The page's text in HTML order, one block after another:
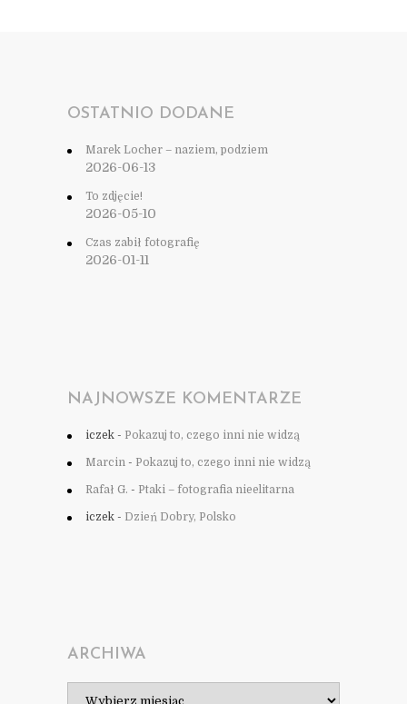
OSTATNIO DODANE
Marek Locher – naziem, podziem
2026-06-13
To zdjęcie!
2026-05-10
Czas zabił fotografię
2026-01-11
NAJNOWSZE KOMENTARZE
iczek - Pokazuj to, czego inni nie widzą
Marcin - Pokazuj to, czego inni nie widzą
Rafał G. - Ptaki – fotografia nieelitarna
iczek - Dzień Dobry, Polsko
ARCHIWA